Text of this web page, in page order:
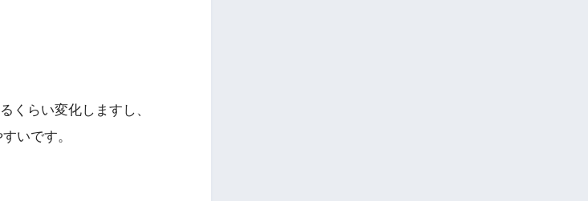
くらい変化しますし、
いです。